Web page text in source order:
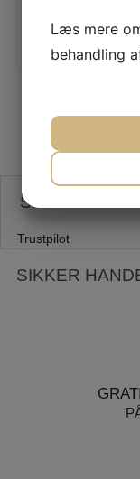
SE VORES
Trustpilot
SIKKER
Læs mere
behandling